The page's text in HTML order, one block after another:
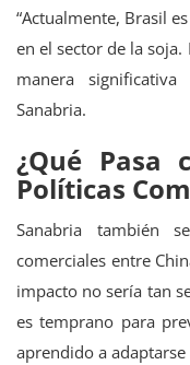
“Actualmente, Brasil
en el sector de la
manera
Sanabria.
¿Qué Pasa
Políticas
Sanabria también
comerciales entre
impacto no sería tan
es temprano para
aprendido a adaptarse